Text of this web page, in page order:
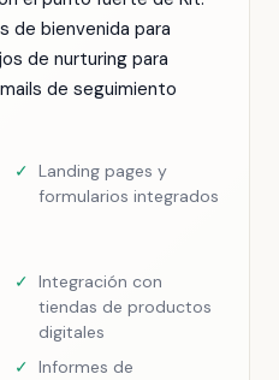
de bienvenida para
de nurturing para
de seguimiento
✓ Landing pages y
formularios integrados
✓ Integración con
tiendas de productos
digitales
✓ Informes de